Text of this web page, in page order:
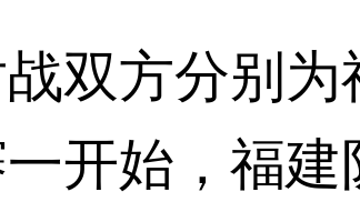
方分别为
一开始，福